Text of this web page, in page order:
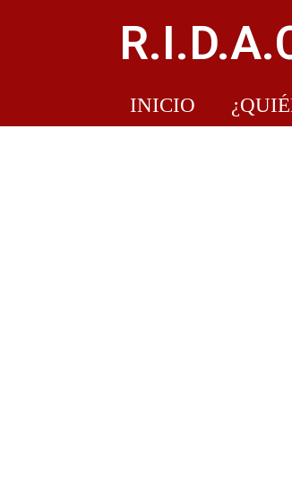
INICIO